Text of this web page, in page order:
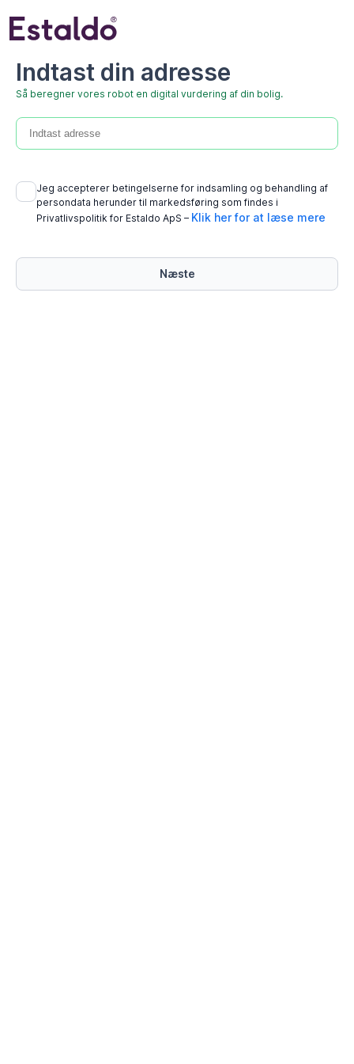
Indtast din adresse
Så beregner vores robot en digital vurdering af din bolig.
Jeg accepterer betingelserne for indsamling og behandling af
persondata herunder til markedsføring som findes i
Privatlivspolitik for Estaldo ApS – Klik her for at læse mere
Næste